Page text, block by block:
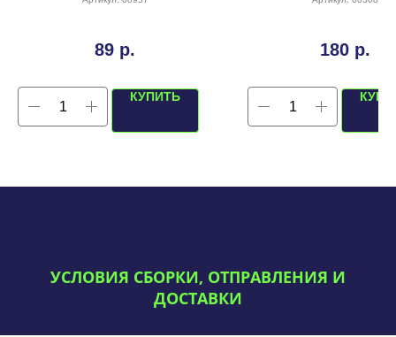
89 р.
КУПИТЬ
180 р.
УСЛОВИЯ СБОРКИ, ОТПРАВЛЕНИЯ И
ДОСТАВКИ